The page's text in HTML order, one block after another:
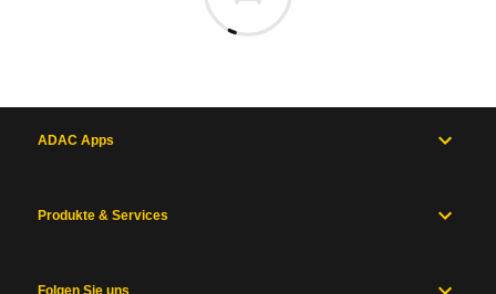
ADAC Apps
Produkte & Services
Folgen Sie uns